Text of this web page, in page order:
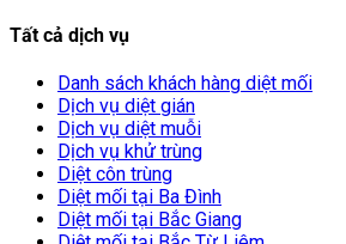
Tất cả dịch vụ
Danh sách khách hàng diệt mối
Dịch vụ diệt gián
Dịch vụ diệt muỗi
Dịch vụ khử trùng
Diệt côn trùng
Diệt mối tại Ba Đình
Diệt mối tại Bắc Giang